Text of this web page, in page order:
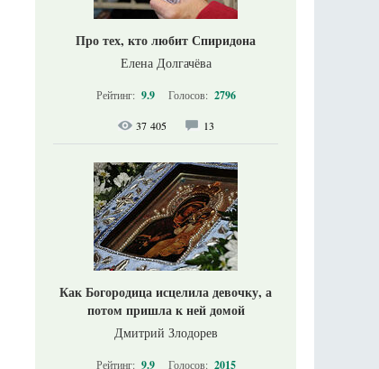
Про тех, кто любит Спиридона
Елена Долгачёва
Рейтинг: 9.9 Голосов: 2796
37 405 13
Как Богородица исцелила девочку, а
потом пришла к ней домой
Дмитрий Злодорев
Рейтинг: 9.9 Голосов: 2015